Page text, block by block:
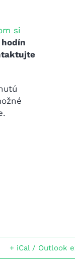
si
+ iCal / Outlook